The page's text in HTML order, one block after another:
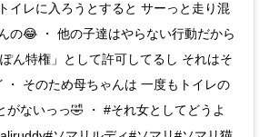
イレに入ろうとすると サーっと走り混
の😂 ・ 他の子達はやらない行動だから
ん特権」として許可してるし それはそ
・ そのため母ちゃんは 一度もトイレの
がないっっ🤣 ・ #それ女としてどうよ